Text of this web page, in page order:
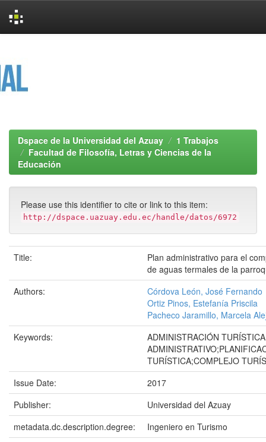
Dspace de la Universidad del Azuay
1 Trabajos
Facultad de Filosofía, Letras y Ciencias de la
Educación
Please use this identifier to cite or link to this item:
http://dspace.uazuay.edu.ec/handle/datos/6972
Title:
Plan administrativo para el
de aguas termales de la
Authors:
Córdova León, José Fernando
Ortiz Pinos, Estefanía Priscila
Pacheco Jaramillo, Marcela
Keywords:
ADMINISTRACIÓN
TURÍSTICA;COMPLEJO
Issue Date:
2017
Publisher:
Universidad del Azuay
metadata.dc.description.degree:
Ingeniero en Turismo